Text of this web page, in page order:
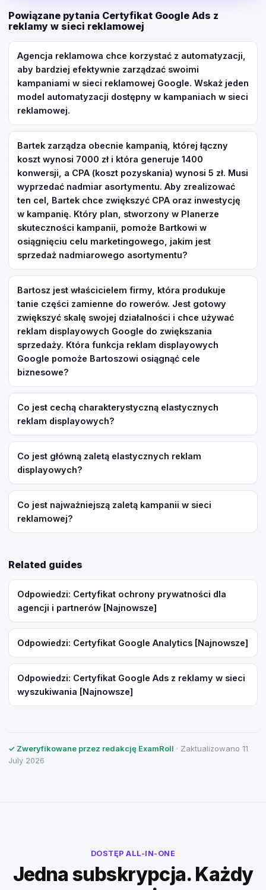
Powiązane pytania Certyfikat Google Ads z
reklamy w sieci reklamowej
Agencja reklamowa chce korzystać z automatyzacji,
aby bardziej efektywnie zarządzać swoimi
kampaniami w sieci reklamowej Google. Wskaż jeden
model automatyzacji dostępny w kampaniach w sieci
reklamowej.
Bartek zarządza obecnie kampanią, której łączny
koszt wynosi 7000 zł i która generuje 1400
konwersji, a CPA (koszt pozyskania) wynosi 5 zł. Musi
wyprzedać nadmiar asortymentu. Aby zrealizować
ten cel, Bartek chce zwiększyć CPA oraz inwestycję
w kampanię. Który plan, stworzony w Planerze
skuteczności kampanii, pomoże Bartkowi w
osiągnięciu celu marketingowego, jakim jest
sprzedaż nadmiarowego asortymentu?
Bartosz jest właścicielem firmy, która produkuje
tanie części zamienne do rowerów. Jest gotowy
zwiększyć skalę swojej działalności i chce używać
reklam displayowych Google do zwiększania
sprzedaży. Która funkcja reklam displayowych
Google pomoże Bartoszowi osiągnąć cele
biznesowe?
Co jest cechą charakterystyczną elastycznych
reklam displayowych?
Co jest główną zaletą elastycznych reklam
displayowych?
Co jest najważniejszą zaletą kampanii w sieci
reklamowej?
Related guides
Odpowiedzi: Certyfikat ochrony prywatności dla
agencji i partnerów [Najnowsze]
Odpowiedzi: Certyfikat Google Analytics [Najnowsze]
Odpowiedzi: Certyfikat Google Ads z reklamy w sieci
wyszukiwania [Najnowsze]
✓ Zweryfikowane przez redakcję ExamRoll · Zaktualizowano 11
July 2026
DOSTĘP ALL-IN-ONE
Jedna subskrypcja. Każdy